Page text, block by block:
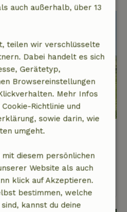
Ansehen
auch außerhalb, über 13
teilen wir verschlüsselte
Dabei handelt es sich
Gerätetyp,
Browsereinstellungen
Mehr Infos
Richtlinie und
sowie darin, wie
umgeht.
diesem persönlichen
Website als auch
klick auf Akzeptieren.
bestimmen, welche
kannst du deine